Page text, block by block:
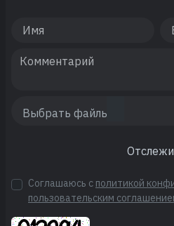
Соглашаюсь с политикой
пользовательским